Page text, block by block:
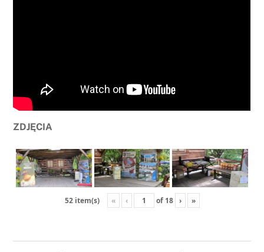
ZDJĘCIA
52 item(s) « ‹ of 18 › »